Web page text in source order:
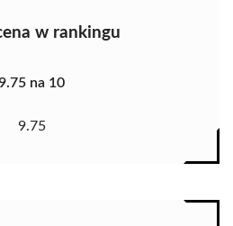
w rankingu
na 10
9.75